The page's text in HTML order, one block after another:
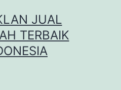
JUAL
TERBAIK